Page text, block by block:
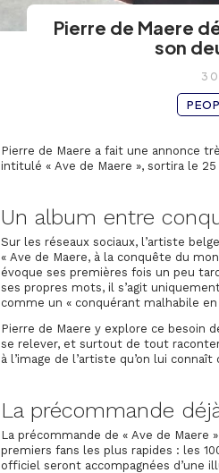
Pierre de Maere
son
Pierre de Maere a fait une annonce
intitulé « Ave de Maere », sortira le
Un album entre
Sur les réseaux sociaux, l’artiste
« Ave de Maere, à la conquête du
évoque ses premières fois un peu
ses propres mots, il s’agit
comme un « conquérant malhabile
Pierre de Maere y explore ce besoin
se relever, et surtout de tout
à l’image de l’artiste qu’on lui
La précommande
La précommande de « Ave de
premiers fans les plus rapides : les
officiel seront accompagnées d’une